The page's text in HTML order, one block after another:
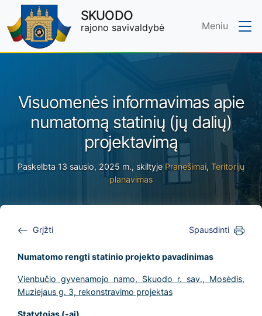
Skip to main content
SKUODO
rajono savivaldybė Meniu
Visuomenės informavimas apie
numatomą statinių (jų dalių)
projektavimą
Paskelbta 13 sausio, 2025 m., skiltyje Pranešimai, Teritorijų
planavimas
Grįžti Spausdinti
Numatomo rengti statinio projekto pavadinimas
Vienbučio gyvenamojo namo, Skuodo r. sav., Mosėdis,
Muziejaus g. 3, rekonstravimo projektas
Statytojas (-ai)